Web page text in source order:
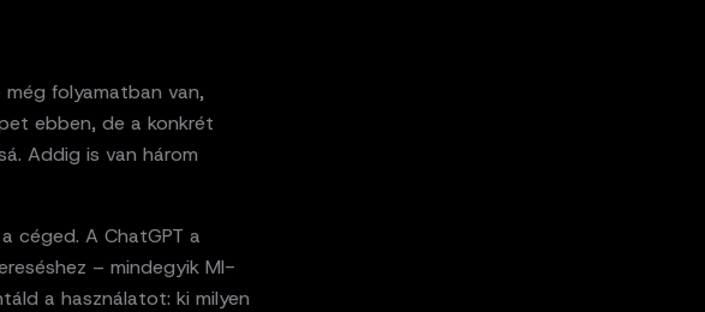
folyamatban van,
ebben, de a konkrét
Addig is van három
céged. A ChatGPT a
– mindegyik MI-
a használatot: ki milyen